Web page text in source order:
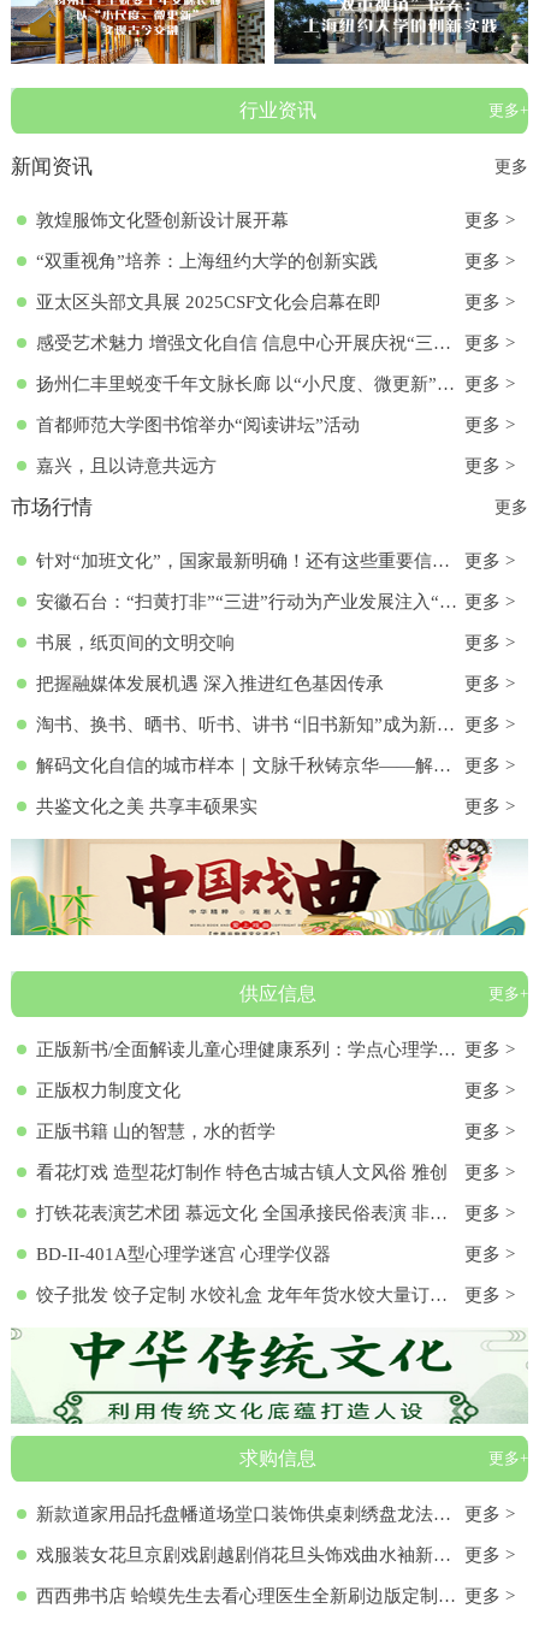
行业资讯 更多+
新闻资讯 更多
敦煌服饰文化暨创新设计展开幕 更多 >
“双重视角”培养：上海纽约大学的创新实践 更多 >
亚太区头部文具展 2025CSF文化会启幕在即 更多 >
感受艺术魅力 增强文化自信 信息中心开展庆祝“三八”国际妇女节活动 更多 >
扬州仁丰里蜕变千年文脉长廊 以“小尺度、微更新”实现古今交融 更多 >
首都师范大学图书馆举办“阅读讲坛”活动 更多 >
嘉兴，且以诗意共远方 更多 >
市场行情 更多
针对“加班文化”，国家最新明确！还有这些重要信息→ 更多 >
安徽石台：“扫黄打非”“三进”行动为产业发展注入“清流” 更多 >
书展，纸页间的文明交响 更多 >
把握融媒体发展机遇 深入推进红色基因传承 更多 >
淘书、换书、晒书、听书、讲书 “旧书新知”成为新文化时尚 更多 >
解码文化自信的城市样本｜文脉千秋铸京华——解码首都北京的文化自信样本 更多 >
共鉴文化之美 共享丰硕果实 更多 >
供应信息 更多+
正版新书/全面解读儿童心理健康系列：学点心理学9787572136313 正版新书/全面解读儿童心理健康系列：学点心理学 更多 >
正版权力制度文化 更多 >
正版书籍 山的智慧，水的哲学 更多 >
看花灯戏 造型花灯制作 特色古城古镇人文风俗 雅创 更多 >
打铁花表演艺术团 慕远文化 全国承接民俗表演 非物质文化遗产 更多 >
BD-II-401A型心理学迷宫 心理学仪器 更多 >
饺子批发 饺子定制 水饺礼盒 龙年年货水饺大量订购 各种馅料饺子 饺子批发 饺子定制 水饺礼盒 龙年年货水饺大量订购 各种馅料饺子 更多 >
求购信息 更多+
新款道家用品托盘幡道场堂口装饰供桌刺绣盘龙法器香盘幡全套 更多 >
戏服装女花旦京剧戏剧越剧俏花旦头饰戏曲水袖新款黄梅戏服演出服 更多 >
西西弗书店 蛤蟆先生去看心理医生全新刷边版定制书特装书收藏书蛤蟆先生去看心理医生(纪念版) 白边版本 心理学入门 零基础心理学 更多 >